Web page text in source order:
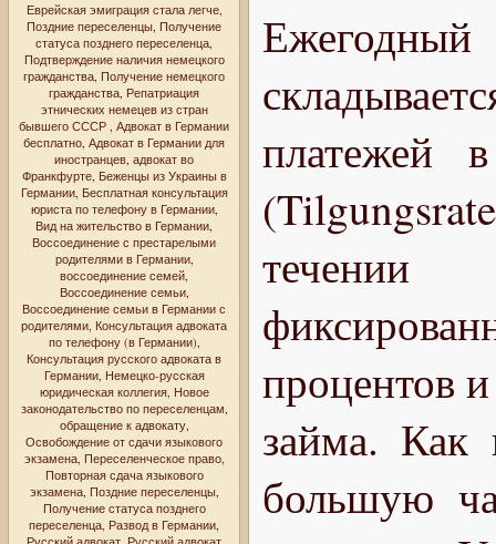
Еврейская эмиграция стала легче,
Поздние переселенцы, Получение
статуса позднего переселенца,
Подтверждение наличия немецкого
гражданства, Получение немецкого
гражданства, Репатриация
этнических немецев из стран
бывшего СССР , Адвокат в Германии
бесплатно, Адвокат в Германии для
иностранцев, адвокат во
Франкфурте, Беженцы из Украины в
Германии, Бесплатная консультация
юриста по телефону в Германии,
Вид на жительство в Германии,
Воссоединение с престарелыми
родителями в Германии,
воссоединение семей,
Воссоединение семьи,
Воссоединение семьи в Германии с
родителями, Консультация адвоката
по телефону (в Германии),
Консультация русского адвоката в
Германии, Немецко-русская
юридическая коллегия, Новое
законодательство по переселенцам,
обращение к адвокату,
Освобождение от сдачи языкового
экзамена, Переселенческое право,
Повторная сдача языкового
экзамена, Поздние переселенцы,
Получение статуса позднего
переселенца, Развод в Германии,
платежей
течении
процентов
займа. Как
большую